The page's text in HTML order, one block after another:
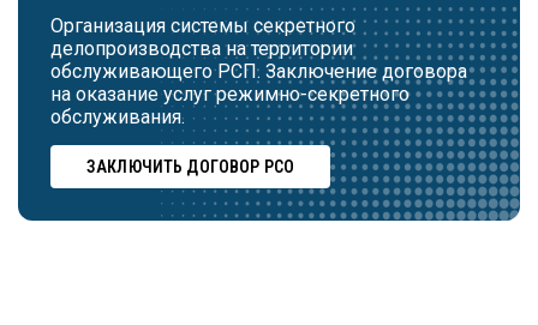
Организация системы секретного
делопроизводства на территории
обслуживающего РСП. Заключение договора
на оказание услуг режимно-секретного
обслуживания.
ЗАКЛЮЧИТЬ ДОГОВОР РСО